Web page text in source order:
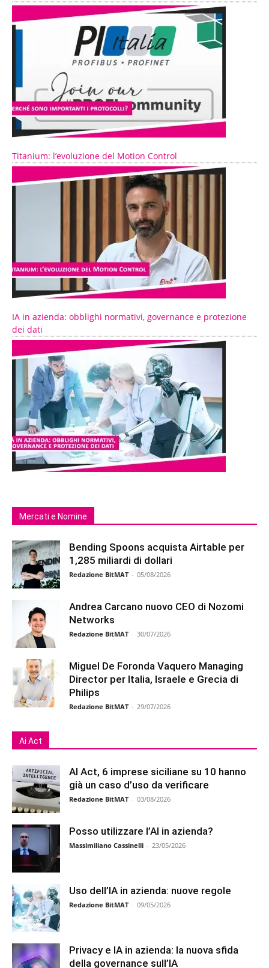
Titanium: l’evoluzione del Motion Control
IA in azienda: obblighi normativi, governance e protezione
dei dati
Mercati e Nomine
Bending Spoons acquista Airtable per
1,285 miliardi di dollari
Redazione BitMAT - 05/08/2026
Andrea Carcano nuovo CEO di Nozomi
Networks
Redazione BitMAT - 30/07/2026
Miguel De Foronda Vaquero Managing
Director per Italia, Israele e Grecia di
Philips
Redazione BitMAT - 29/07/2026
Ai Act
AI Act, 6 imprese siciliane su 10 hanno
già un caso d’uso da verificare
Redazione BitMAT - 03/08/2026
Posso utilizzare l’AI in azienda?
Massimiliano Cassinelli - 23/05/2026
Uso dell’IA in azienda: nuove regole
Redazione BitMAT - 09/05/2026
Privacy e IA in azienda: la nuova sfida
della governance sull’IA